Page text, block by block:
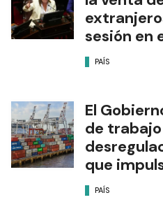
sesión en
PAÍS
El
de
que
PAÍS